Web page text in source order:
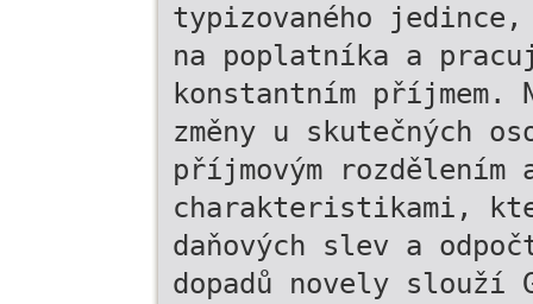
typizovaného
na poplatníka a
konstantním příjmem.
změny u skutečných
příjmovým
charakteristikami,
daňových slev a
dopadů novely